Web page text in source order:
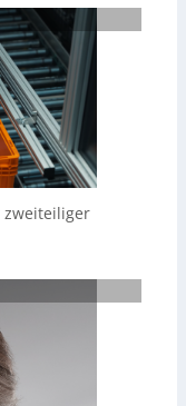
zweiteiliger